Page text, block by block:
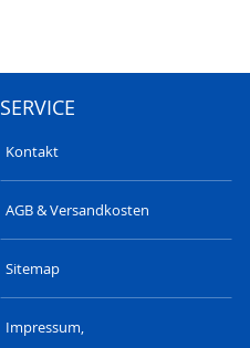
SERVICE
Kontakt
AGB & Versandkosten
Sitemap
Impressum,